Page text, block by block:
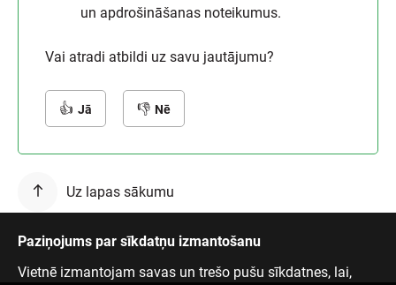
un apdrošināšanas noteikumus.
Vai atradi atbildi uz savu jautājumu?
Jā Nē
Uz lapas sākumu
Paziņojums par sīkdatņu izmantošanu
Vietnē izmantojam savas un trešo pušu sīkdatnes, lai,